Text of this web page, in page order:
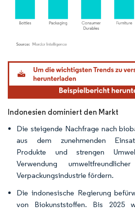
Bild © Mordor Intelligence. Wiederverwendung
Indonesien dominiert den Markt
Die steigende Nachfrage nach
aus dem zunehmenden
Produkte und strengen
Verwendung
Verpackungsindustrie fördern.
Die indonesische Regierung
von Biokunststoffen. Bis 2025